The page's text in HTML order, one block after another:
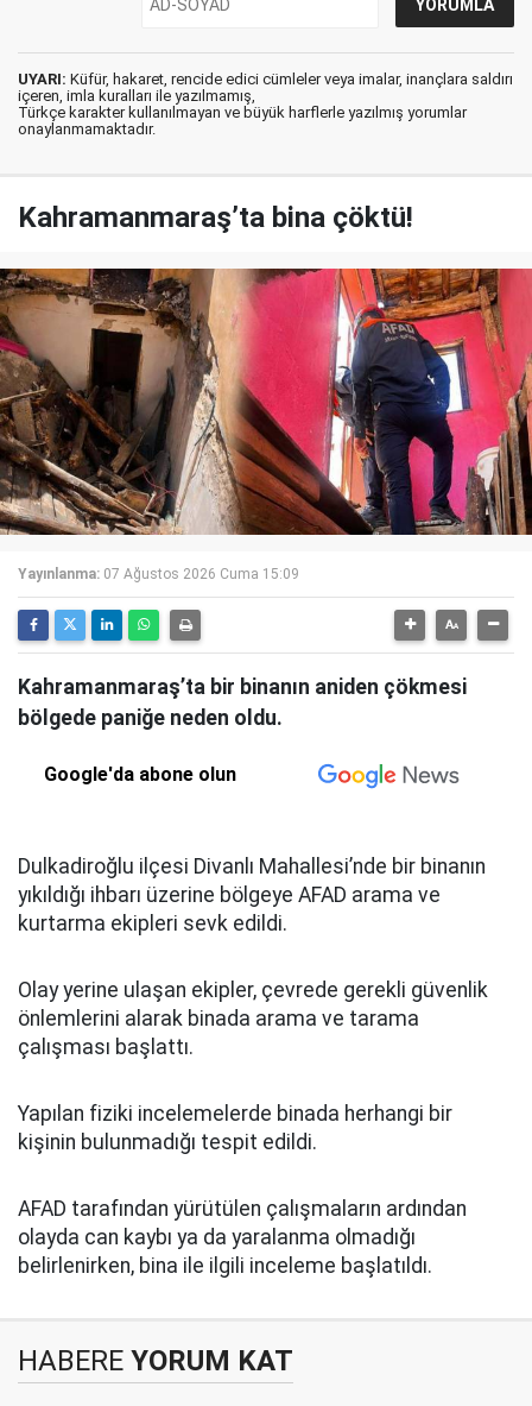
UYARI: Küfür, hakaret, rencide edici cümleler veya imalar, inançlara saldırı
içeren, imla kuralları ile yazılmamış,
Türkçe karakter kullanılmayan ve büyük harflerle yazılmış yorumlar
onaylanmamaktadır.
Kahramanmaraş’ta bina çöktü!
Yayınlanma: 07 Ağustos 2026 Cuma 15:09
Kahramanmaraş’ta bir binanın aniden çökmesi
bölgede paniğe neden oldu.
Google'da abone olun
Dulkadiroğlu ilçesi Divanlı Mahallesi’nde bir binanın
yıkıldığı ihbarı üzerine bölgeye AFAD arama ve
kurtarma ekipleri sevk edildi.
Olay yerine ulaşan ekipler, çevrede gerekli güvenlik
önlemlerini alarak binada arama ve tarama
çalışması başlattı.
Yapılan fiziki incelemelerde binada herhangi bir
kişinin bulunmadığı tespit edildi.
AFAD tarafından yürütülen çalışmaların ardından
olayda can kaybı ya da yaralanma olmadığı
belirlenirken, bina ile ilgili inceleme başlatıldı.
HABERE YORUM KAT